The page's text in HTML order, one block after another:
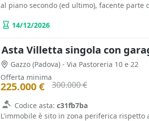
al piano secondo (ed ultimo), facente parte
14/12/2026
Asta Villetta singola con
Gazzo (Padova) - Via Pastoreria 10 e 22
Offerta minima
225.000 € 300.000 €
Codice asta: c31fb7ba
L'immobile è sito in zona periferica rispetto